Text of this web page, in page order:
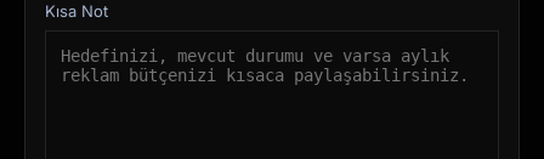
Kısa Not